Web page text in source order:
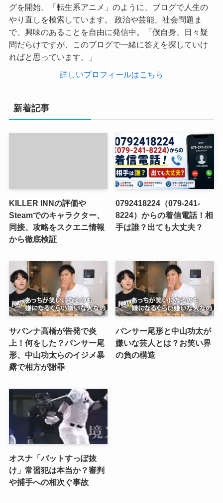
グを開始。「転生系アニメ」のように、ブログで人生の
やり直しを模索しています。 政治や芸能、社会問題ま
で、興味のあることを自由に発信中。「僕自身、日々疑
問だらけですが、このブログで一緒に答えを探していけ
ればと思っています。」
詳しいプロフィールはこちら
新着記事
KILLER INNの評価や
Steamでのキャラクター、
同接、攻略をスクエニ情報
から徹底検証
0792418224（079-241-
8224）からの着信電話！相
手は誰？出ても大丈夫？
サバンナ高橋が告発で炎
上！何をした？パンサー尾
形、中山功太らのイジメ暴
露で相方が謝罪
パンサー尾形と中山功太が
嫌いな芸人とは？お笑い界
の負の構造
オスナ「バットすっぽ抜
け」常習犯は本当か？審判
や捕手への相次ぐ事故